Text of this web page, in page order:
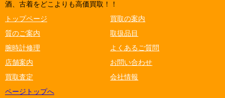
酒、古着をどこよりも高価買取！！
トップページ
買取の案内
質のご案内
取扱品目
腕時計修理
よくあるご質問
店舗案内
お問い合わせ
買取査定
会社情報
ページトップへ